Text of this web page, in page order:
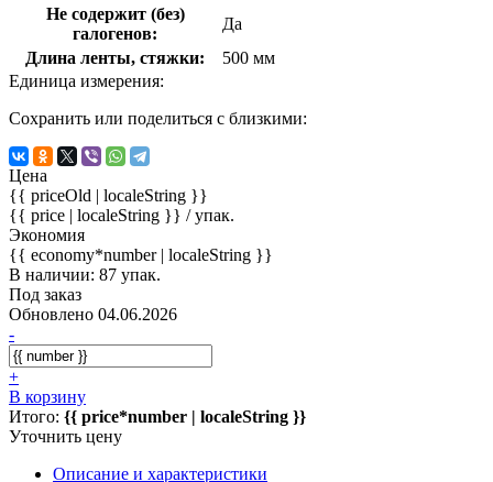
Не содержит (без)
галогенов:
Да
Длина ленты, стяжки:
500 мм
Единица измерения:
Сохранить или поделиться с близкими:
Цена
{{ priceOld | localeString }}
{{ price | localeString }} / упак.
Экономия
{{ economy*number | localeString }}
В наличии: 87 упак.
Под заказ
Обновлено 04.06.2026
-
+
В корзину
Итого: {{ price*number | localeString }}
Уточнить цену
Описание и характеристики